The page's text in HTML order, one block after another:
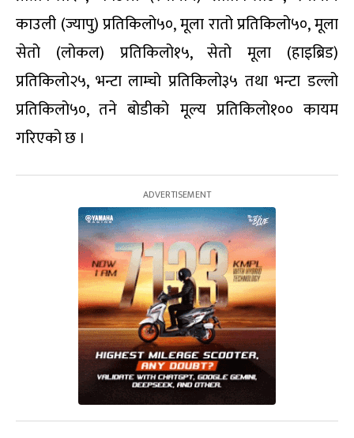
काउली (ज्यापु) प्रतिकिलो५०, मूला रातो प्रतिकिलो५०, मूला
सेतो (लोकल) प्रतिकिलो१५, सेतो मूला (हाइब्रिड)
प्रतिकिलो२५, भन्टा लाम्चो प्रतिकिलो३५ तथा भन्टा डल्लो
प्रतिकिलो५०, तने बोडीको मूल्य प्रतिकिलो१०० कायम
गरिएको छ ।